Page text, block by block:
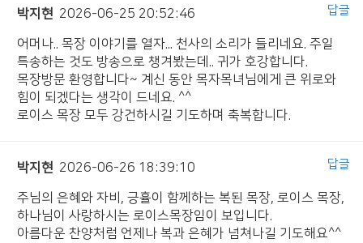
박지현 2026-06-25 20:52:46
어머나.. 목장 이야기를 열자... 천사의 소리가 들리네요. 주일
특송하는 것도 방송으로 챙겨봤는데.. 귀가 호강합니다.
목장방문 환영합니다~ 계신 동안 목자목녀님에게 큰 위로와
힘이 되겠다는 생각이 드네요. ^^
로이스 목장 모두 강건하시길 기도하며 축복합니다.
답글
박지현 2026-06-26 18:39:10
주님의 은혜와 자비, 긍휼이 함께하는 복된 목장, 로이스 목장,
하나님이 사랑하시는 로이스목장임이 보입니다.
아름다운 찬양처럼 언제나 복과 은혜가 넘쳐나길 기도해요^^
답글